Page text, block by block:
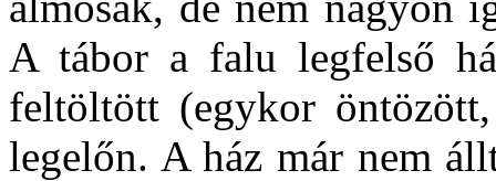
A tábor a falu legfelső
feltöltött (egykor
legelőn. A ház már nem